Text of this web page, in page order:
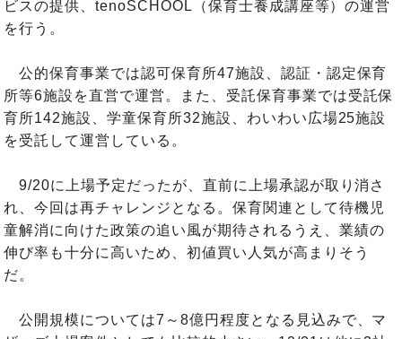
ビスの提供、tenoSCHOOL（保育士養成講座等）の運営
を行う。
公的保育事業では認可保育所47施設、認証・認定保育
所等6施設を直営で運営。また、受託保育事業では受託保
育所142施設、学童保育所32施設、わいわい広場25施設
を受託して運営している。
9/20に上場予定だったが、直前に上場承認が取り消さ
れ、今回は再チャレンジとなる。保育関連として待機児
童解消に向けた政策の追い風が期待されるうえ、業績の
伸び率も十分に高いため、初値買い人気が高まりそう
だ。
公開規模については7～8億円程度となる見込みで、マ